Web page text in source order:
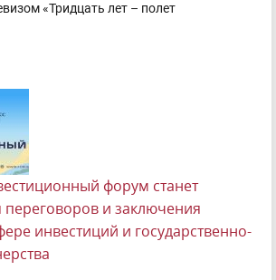
«Тридцать лет – полет
форум станет
и заключения
инвестиций и государственно-